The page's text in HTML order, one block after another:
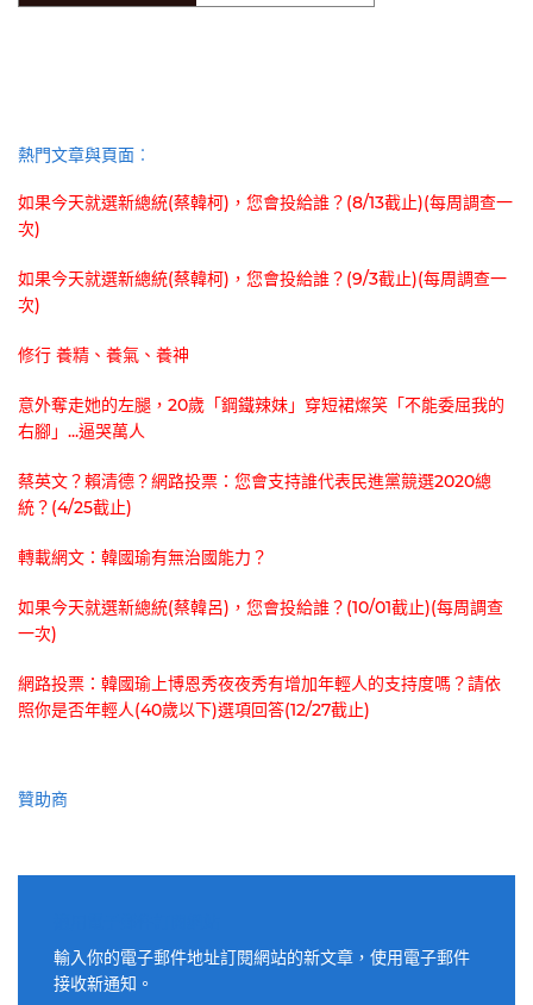
熱門文章與頁面︰
如果今天就選新總統(蔡韓柯)，您會投給誰？(8/13截止)(每周調查一
次)
如果今天就選新總統(蔡韓柯)，您會投給誰？(9/3截止)(每周調查一
次)
修行 養精、養氣、養神
意外奪走她的左腿，20歲「鋼鐵辣妹」穿短裙燦笑「不能委屈我的
右腳」...逼哭萬人
蔡英文？賴清德？網路投票：您會支持誰代表民進黨競選2020總
統？(4/25截止)
轉載網文：韓國瑜有無治國能力？
如果今天就選新總統(蔡韓呂)，您會投給誰？(10/01截止)(每周調查
一次)
網路投票：韓國瑜上博恩秀夜夜秀有增加年輕人的支持度嗎？請依
照你是否年輕人(40歲以下)選項回答(12/27截止)
贊助商
輸入你的電子郵件地址訂閱網站的新文章，使用電子郵件
接收新通知。